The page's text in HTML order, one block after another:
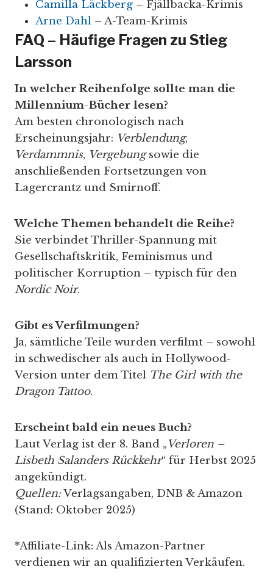
Camilla Läckberg – Fjällbacka-Krimis
Arne Dahl – A-Team-Krimis
FAQ – Häufige Fragen zu Stieg
Larsson
In welcher Reihenfolge sollte man die
Millennium-Bücher lesen?
Am besten chronologisch nach
Erscheinungsjahr: Verblendung,
Verdammnis, Vergebungsowie die
anschließenden Fortsetzungen von
Lagercrantz und Smirnoff.
Welche Themen behandelt die Reihe?
Sie verbindet Thriller-Spannung mit
Gesellschaftskritik, Feminismus und
politischer Korruption – typisch für den
Nordic Noir.
Gibt es Verfilmungen?
Ja, sämtliche Teile wurden verfilmt – sowohl
in schwedischer als auch in Hollywood-
Version unter dem Titel The Girl with the
Dragon Tattoo.
Erscheint bald ein neues Buch?
Laut Verlag ist der 8. Band „Verloren –
Lisbeth Salanders Rückkehr“ für Herbst 2025
angekündigt.
Quellen:Verlagsangaben, DNB & Amazon
(Stand: Oktober 2025)
*Affiliate-Link: Als Amazon-Partner
verdienen wir an qualifizierten Verkäufen.